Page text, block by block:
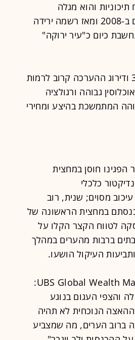
והוא מגלה
התנהגות כמעט הפוכה בין 2 הערים: דובאי נצבעה באדום ב-2008 ומאז רשמה ירידה
כיום כ"עיר ירוקה"
"מאז השיא האחרון ב-2014, המחירים צנחו ביותר מ-35% ודירוג ההערכה קרוב לרמות
גבוהה ורגולציה
המתמשכת בהיצע ומחירי
הפגינו חוסן במחצית
הם אינדיקטור כלכלי
מסוים; שנית, רוב
במחצית הראשונה של
לטווח הקצר הקלו על
ברבות מהערים במהלך
העיקול הושעו.
לדברי מרק האפלה, מנהל השקעות ראשי ב-UBS Global Wealth Management:
והצפי העגום בנוגע
הנוכחית לא תהיה
ברוב הערים, מה שמצביע